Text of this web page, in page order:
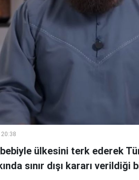
ülkesini terk ederek
sınır dışı kararı verildiği